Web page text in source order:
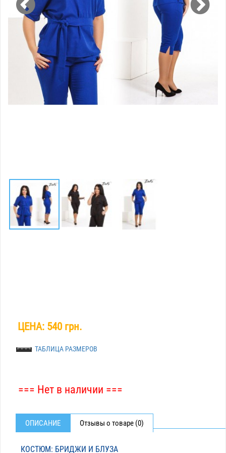
ЦЕНА: 540 грн.
ТАБЛИЦА РАЗМЕРОВ
=== Нет в наличии ===
ОПИСАНИЕ Отзывы о товаре (0)
КОСТЮМ: БРИДЖИ И БЛУЗА